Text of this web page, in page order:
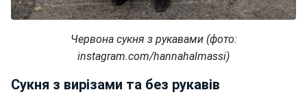
Червона сукня з рукавами (фото:
instagram.com/hannahalmassi)
Сукня з вирізами та без рукавів